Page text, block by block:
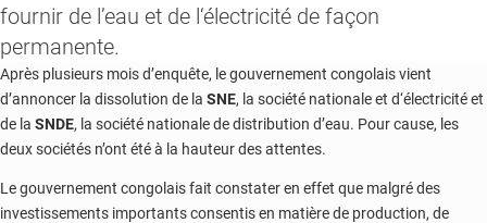
fournir de l’eau et de l‘électricité de façon
permanente.
Après plusieurs mois d’enquête, le gouvernement congolais vient
d’annoncer la dissolution de la SNE, la société nationale et d‘électricité et
de la SNDE, la société nationale de distribution d’eau. Pour cause, les
deux sociétés n’ont été à la hauteur des attentes.
Le gouvernement congolais fait constater en effet que malgré des
investissements importants consentis en matière de production, de